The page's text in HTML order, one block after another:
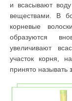
и всасывают
веществами. В
корневые
образуются
увеличивают
участок корня,
принято называть